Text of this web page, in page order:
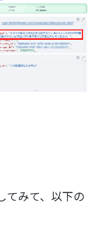
てみて、以下の